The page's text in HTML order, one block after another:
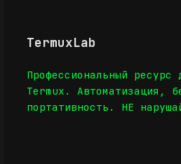
TermuxLab
Профессиональный ресурс
Termux. Автоматизация,
портативность. НЕ